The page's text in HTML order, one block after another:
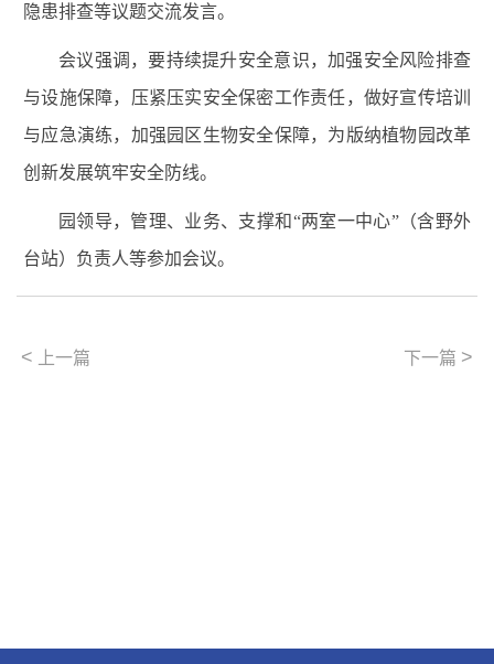
隐患排查等议题交流发言。
会议强调，要持续提升安全意识，加强安全风险排查
与设施保障，压紧压实安全保密工作责任，做好宣传培训
与应急演练，加强园区生物安全保障，为版纳植物园改革
创新发展筑牢安全防线。
园领导，管理、业务、支撑和“两室一中心”（含野外
台站）负责人等参加会议。
< 上一篇 下一篇 >